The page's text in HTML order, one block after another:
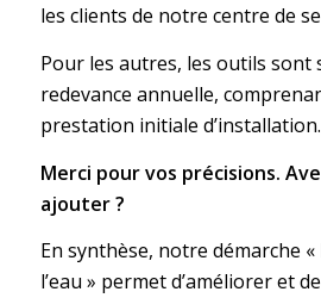
les clients de notre centre de
Pour les autres, les outils sont
redevance annuelle,
prestation initiale d’installation.
Merci pour vos précisions.
ajouter ?
En synthèse, notre démarche
l’eau » permet d’améliorer et